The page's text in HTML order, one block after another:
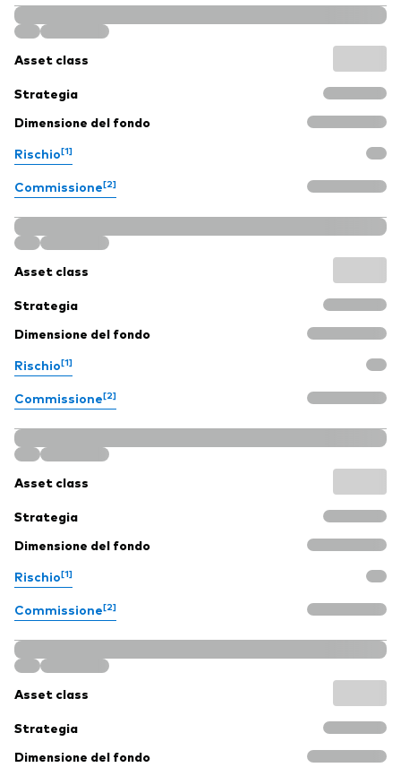
Asset class
Strategia
Dimensione del fondo
Rischio[1]
Commissione[2]
Asset class
Strategia
Dimensione del fondo
Rischio[1]
Commissione[2]
Asset class
Strategia
Dimensione del fondo
Rischio[1]
Commissione[2]
Asset class
Strategia
Dimensione del fondo